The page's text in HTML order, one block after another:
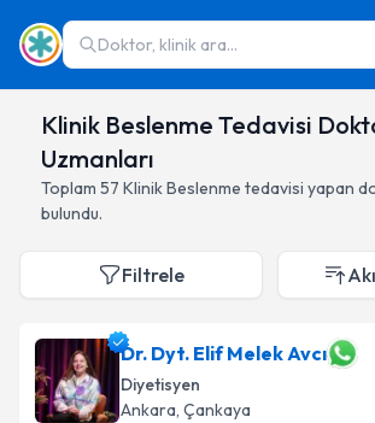
Doktor, klinik ara...
Klinik Beslenme Tedavisi
Uzmanları
Toplam 57 Klinik Beslenme tedavisi yapan
bulundu.
Filtrele
Dr. Dyt. Elif Melek Avcı
Diyetisyen
Ankara, Çankaya